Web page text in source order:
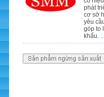
phát
cơ sở
yêu
góp to
khẩu.